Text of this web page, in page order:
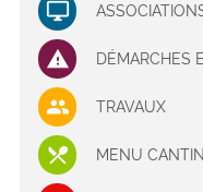
DÉMARCHES
TRAVAUX
MENU